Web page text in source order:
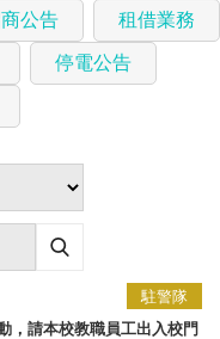
公告 租借業務
停電公告
駐警隊
，請本校教職員工出入校門